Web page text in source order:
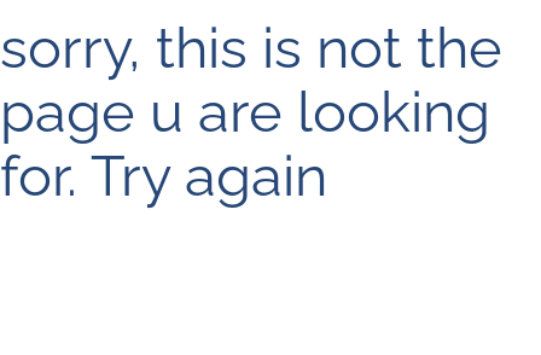
sorry, this is not the
page u are looking
for. Try again